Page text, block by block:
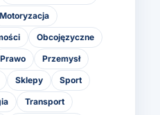
Motoryzacja
Obcojęzyczne
Prawo Przemysł
Sklepy Sport
Transport